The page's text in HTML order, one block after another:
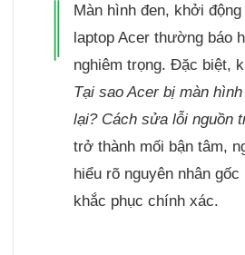
Màn hình đen, khởi
laptop Acer thường báo
nghiêm trọng. Đặc biệt,
Tại sao Acer bị màn
lại? Cách sửa lỗi nguồn
trở thành mối bận tâm,
hiểu rõ nguyên nhân
khắc phục chính xác.